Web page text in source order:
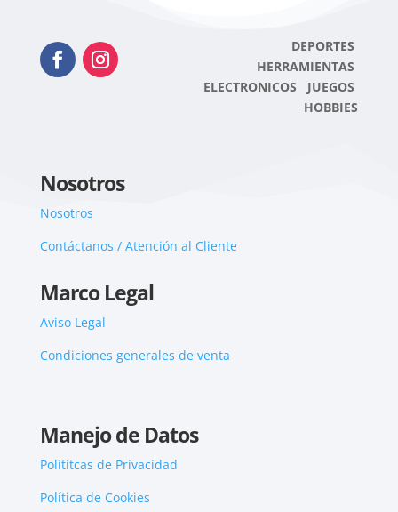
DEPORTES
HERRAMIENTAS
ELECTRONICOS JUEGOS
HOBBIES
Nosotros
Nosotros
Contáctanos / Atención al Cliente
Marco Legal
Aviso Legal
Condiciones generales de venta
Manejo de Datos
Polítitcas de Privacidad
Política de Cookies